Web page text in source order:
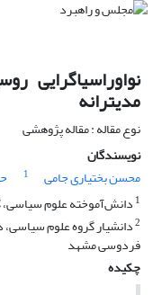
مدیترانه
نوع مقاله : مقاله پژوهشی
نویسندگان
محسن بختیاری جامی
1
1 دانش‌آموخته علوم سیاسی،
2دانشیار گروه علوم
فردوسی مشهد
چکیده